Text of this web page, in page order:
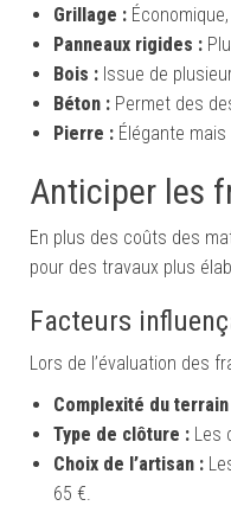
Grillage :
Panneaux rigides :
Bois : Issue de
Béton : Permet des
Pierre : Élégante
Anticiper les
En plus des coûts des
pour des travaux plus
Facteurs
Lors de l’évaluation des
Complexité du
Type de clôture : Les
Choix de l’artisan :
65 €.